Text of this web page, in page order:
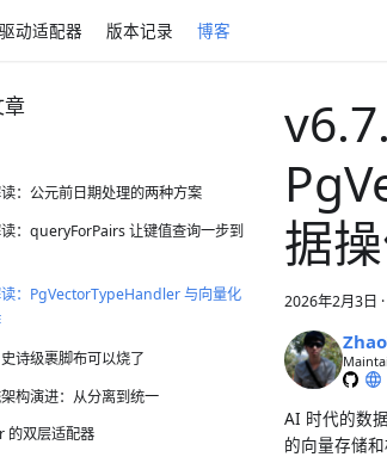
驱动适配器 版本记录 博客
：公元前日期处理的两种方案
：queryForPairs 让键值查询一步到
：PgVectorTypeHandler 与向量化
诗级裹脚布可以烧了
构演进：从分离到统一
的双层适配器
据
2026年2月3日 ·
AI 时代的数
的向量存储